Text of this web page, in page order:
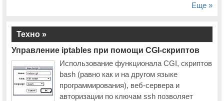
медиапартнеров
Cisco Connect 2015
В программу Cisco Connect 2015 будет включён поток
«Инфраструктура корпоративных сетей»
Еще »
Техно »
Управление iptables при помощи CGI-скриптов
Использование функционала CGI, скриптов
bash (равно как и на другом языке
программирования), веб-сервера и
авторизации по ключам ssh позволяет